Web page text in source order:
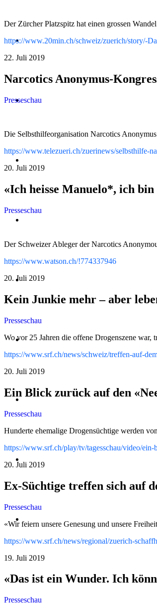
Startseite
Erste Hilfe
Das NA-Programm
Für Mitglieder
Für Angehörige
Veranstaltungen
Der Zürcher Platzspitz hat einen grossen
https://www.20min.ch/schweiz/zuerich/story/-
22. Juli 2019
Narcotics Anonymus-
Presseschau
Die Selbsthilfeorganisation Narcotics
https://www.telezueri.ch/zuerinews/selbsthilfe-
20. Juli 2019
«Ich heisse Manuelo*, ich bin
Presseschau
Der Schweizer Ableger der Narcotics
https://www.watson.ch/!774337946
20. Juli 2019
Kein Junkie mehr – aber
Presseschau
Wo vor 25 Jahren die offene Drogenszene
https://www.srf.ch/news/schweiz/treffen-auf-
20. Juli 2019
Ein Blick zurück auf den
Presseschau
Hunderte ehemalige Drogensüchtige werden
https://www.srf.ch/play/tv/tagesschau/video/
20. Juli 2019
Ex-Süchtige treffen sich auf
Presseschau
«Wir feiern unsere Genesung und unsere
https://www.srf.ch/news/regional/zuerich-
19. Juli 2019
«Das ist ein Wunder. Ich
Presseschau